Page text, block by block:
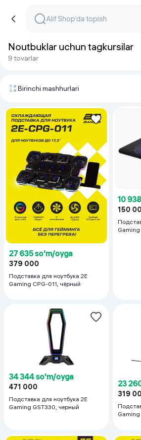
Noutbuklar uchun tagkursilar
9 tovarlar
Birinchi mashhurlari
27 635 so'm/oyga
379 000
Подставка для ноутбука 2E
Gaming CPG-011, чёрный
10
150
34 344 so'm/oyga
471 000
Подставка для ноутбука 2E
Gaming GST330, черный
23
319
Gaming